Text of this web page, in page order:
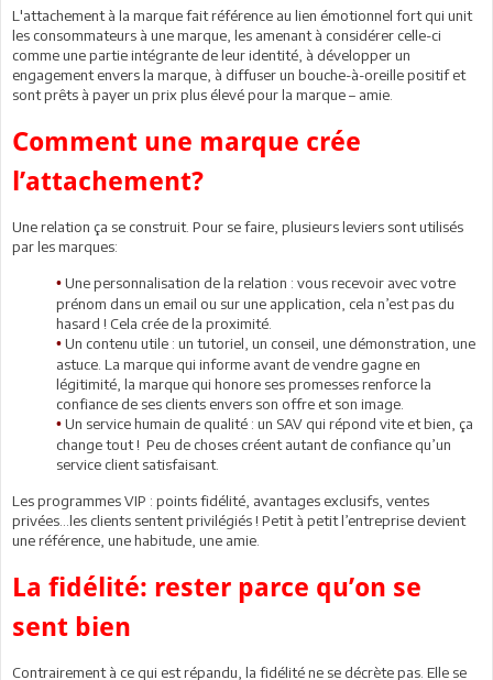
L'attachement à la marque fait référence au lien émotionnel fort qui unit
les consommateurs à une marque, les amenant à considérer celle-ci
comme une partie intégrante de leur identité, à développer un
engagement envers la marque, à diffuser un bouche-à-oreille positif et
sont prêts à payer un prix plus élevé pour la marque – amie.
Comment une marque crée
l’attachement?
Une relation ça se construit. Pour se faire, plusieurs leviers sont utilisés
par les marques:
• Une personnalisation de la relation : vous recevoir avec votre
prénom dans un email ou sur une application, cela n’est pas du
hasard ! Cela crée de la proximité.
• Un contenu utile : un tutoriel, un conseil, une démonstration, une
astuce. La marque qui informe avant de vendre gagne en
légitimité, la marque qui honore ses promesses renforce la
confiance de ses clients envers son offre et son image.
• Un service humain de qualité : un SAV qui répond vite et bien, ça
change tout ! Peu de choses créent autant de confiance qu’un
service client satisfaisant.
Les programmes VIP : points fidélité, avantages exclusifs, ventes
privées…les clients sentent privilégiés ! Petit à petit l’entreprise devient
une référence, une habitude, une amie.
La fidélité: rester parce qu’on se
sent bien
Contrairement à ce qui est répandu, la fidélité ne se décrète pas. Elle se